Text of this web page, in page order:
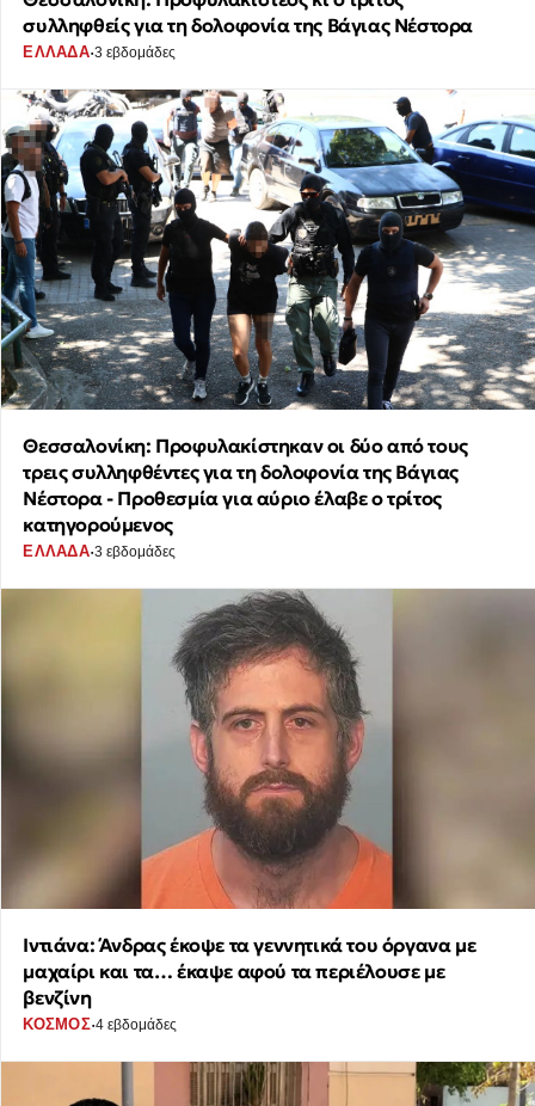
συλληφθείς για τη δολοφονία της Βάγιας Νέστορα
ΕΛΛΑΔΑ·3 εβδομάδες
Θεσσαλονίκη: Προφυλακίστηκαν οι δύο από τους
τρεις συλληφθέντες για τη δολοφονία της Βάγιας
Νέστορα - Προθεσμία για αύριο έλαβε ο τρίτος
κατηγορούμενος
ΕΛΛΑΔΑ·3 εβδομάδες
Ιντιάνα: Άνδρας έκοψε τα γεννητικά του όργανα με
μαχαίρι και τα… έκαψε αφού τα περιέλουσε με
βενζίνη
ΚΟΣΜΟΣ·4 εβδομάδες